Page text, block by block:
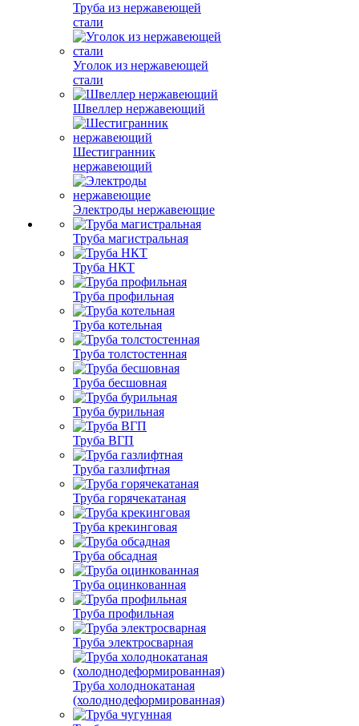
Труба из нержавеющей
стали
Уголок из нержавеющей
стали
Швеллер нержавеющий
Шестигранник
нержавеющий
Электроды нержавеющие
Труба магистральная
Труба НКТ
Труба профильная
Труба котельная
Труба толстостенная
Труба бесшовная
Труба бурильная
Труба ВГП
Труба газлифтная
Труба горячекатаная
Труба крекинговая
Труба обсадная
Труба оцинкованная
Труба профильная
Труба электросварная
Труба холоднокатаная
(холоднодеформированная)